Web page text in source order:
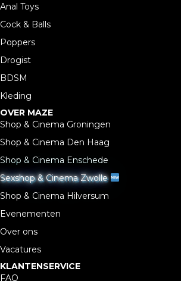
Anal Toys
Cock & Balls
Poppers
Drogist
BDSM
Kleding
OVER MAZE
Shop & Cinema Groningen
Shop & Cinema Den Haag
Shop & Cinema Enschede
Sexshop & Cinema Zwolle
Shop & Cinema Hilversum
Evenementen
Over ons
Vacatures
KLANTENSERVICE
FAQ